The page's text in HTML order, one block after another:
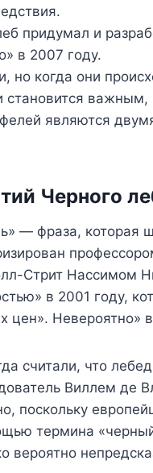
придумал и
в 2007 году.
но когда они
становится
являются
Черного
— фраза, которая
Стрит Нассимом
в 2001 году,
цен». Невероятно»
считали, что
Виллем де
поскольку
термина
вероятно